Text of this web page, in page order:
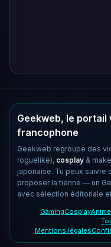
Geekweb, le
francophone
Geekweb regroupe des
roguelike), cosplay &
japonaise. Tu peux suivre
proposer la tienne — un
avec sélection éditoriale
GamingCosplay
Mentions légales